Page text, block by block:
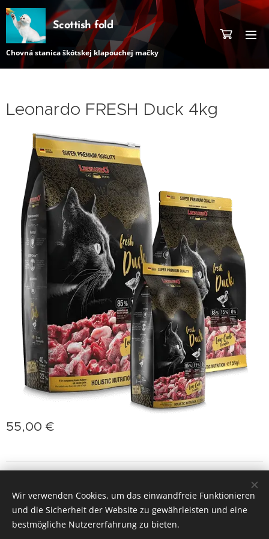
Scottish fold
Chovná stanica škótskej klapouchej mačky
Leonardo FRESH Duck 4kg
55,00 €
Sprachen
Slovenčina
Deutsch English Polski Magyar
Wir verwenden Cookies, um das einwandfreie Funktionieren
und die Sicherheit der Website zu gewährleisten und eine
bestmögliche Nutzererfahrung zu bieten.